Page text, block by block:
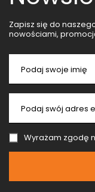
Zapisz się do
nowościami,
Podaj swoje imię
Podaj swój adres
Wyrażam zgodę na przetwarzanie moich